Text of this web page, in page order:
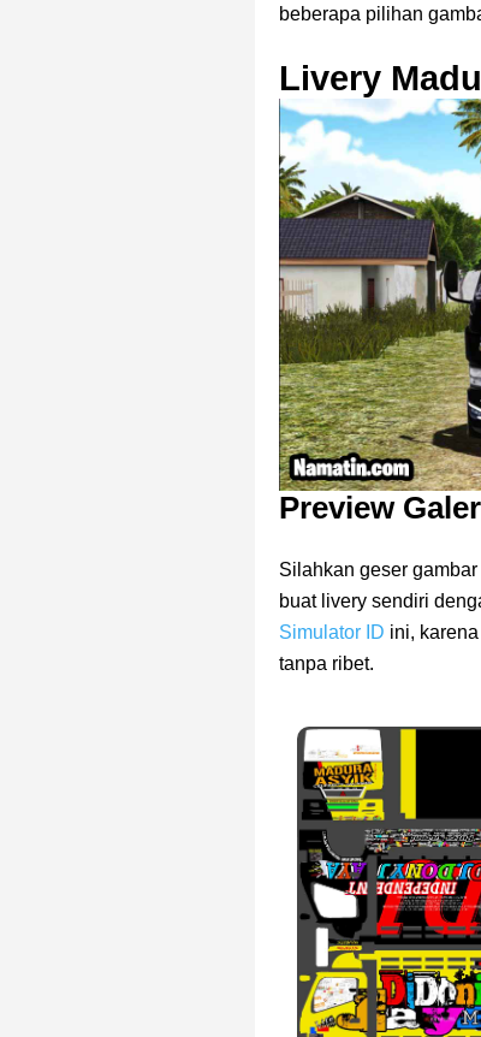
beberapa pilihan
Livery
Preview
Silahkan geser
buat livery sendiri
Simulator ID ini,
tanpa ribet.